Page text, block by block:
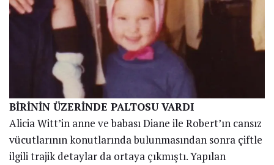
BİRİNİN ÜZERİNDE PALTOSU VARDI
Alicia Witt’in anne ve babası Diane ile Robert’ın cansız
vücutlarının konutlarında bulunmasından sonra çiftle
ilgili trajik detaylar da ortaya çıkmıştı. Yapılan